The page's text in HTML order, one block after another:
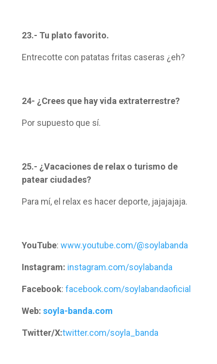
23.- Tu plato favorito.
Entrecotte con patatas fritas caseras ¿eh?
24- ¿Crees que hay vida extraterrestre?
Por supuesto que sí.
25.- ¿Vacaciones de relax o turismo de
patear ciudades?
Para mí, el relax es hacer deporte, jajajajaja.
YouTube: www.youtube.com/@soylabanda
Instagram: instagram.com/soylabanda
Facebook: facebook.com/soylabandaoficial
Web: soyla-banda.com
Twitter/X:twitter.com/soyla_banda